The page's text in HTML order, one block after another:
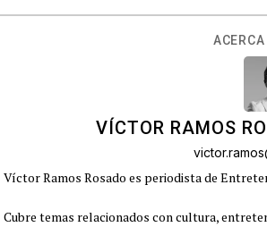
VÍCTOR RAMOS
Víctor Ramos Rosado es periodista de
Cubre temas relacionados con cultura,